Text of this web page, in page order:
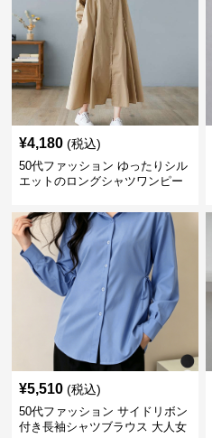
¥4,180 (税込)
50代ファッション ゆったりシル
エットのロングシャツワンピー
¥5,510 (税込)
50代ファッション サイドリボン
付き長袖シャツブラウス 大人女